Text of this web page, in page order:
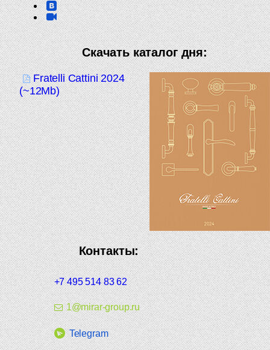
Скачать каталог дня:
Fratelli Cattini 2024
(~12Mb)
Контакты:
+7 495 514 83 62
1@mirar-group.ru
Telegram